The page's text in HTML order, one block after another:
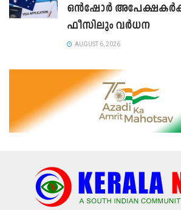
ഒൻഷോർ
ഫീസിലും വർധന
AUGUST 6, 2026